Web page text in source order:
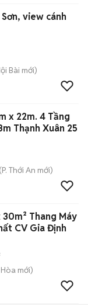
view cánh
Bài mới)
x 22m. 4 Tầng
Thạnh Xuân 25
(P. Thới An mới)
Thang Máy
CV Gia Định
Hòa mới)